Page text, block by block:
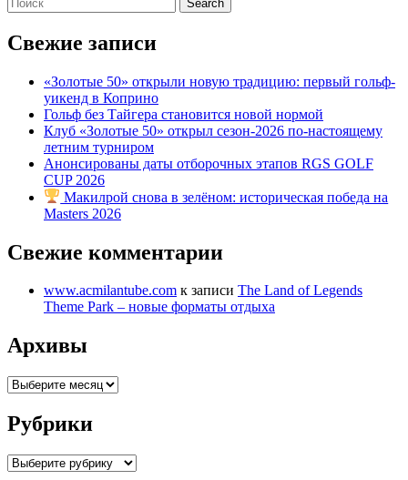
for:
Свежие записи
«Золотые 50» открыли новую традицию: первый гольф-
уикенд в Коприно
Гольф без Тайгера становится новой нормой
Клуб «Золотые 50» открыл сезон-2026 по-настоящему
летним турниром
Анонсированы даты отборочных этапов RGS GOLF
CUP 2026
Макилрой снова в зелёном: историческая победа на
Masters 2026
Свежие комментарии
www.acmilantube.com к записи The Land of Legends
Theme Park – новые форматы отдыха
Архивы
Архивы
Рубрики
Рубрики